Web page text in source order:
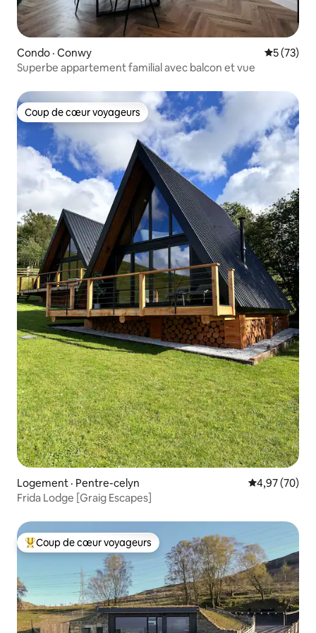
Condo · Conwy Note
5 (73)
Superbe appartement familial avec balcon et vue
Coup de cœur voyageurs
Coup de cœur voyageurs
Logement · Pentre-celyn Note
4,97 (70)
Frida Lodge [Graig Escapes]
Coup de cœur voyageurs parmi les plus aimés
Coup de cœur voyageurs